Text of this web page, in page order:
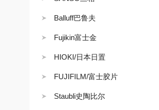
Balluff巴鲁夫
Fujikin富士金
HIOKI/日本日置
FUJIFILM/富士胶片
Staubli史陶比尔